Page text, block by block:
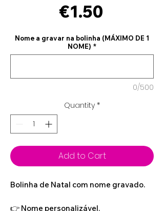
€1.50Price
Nome a gravar na bolinha (MÁXIMO DE 1
NOME) *
0/500
Quantity *
Add to Cart
Bolinha de Natal com nome gravado.
👉 Nome personalizável.